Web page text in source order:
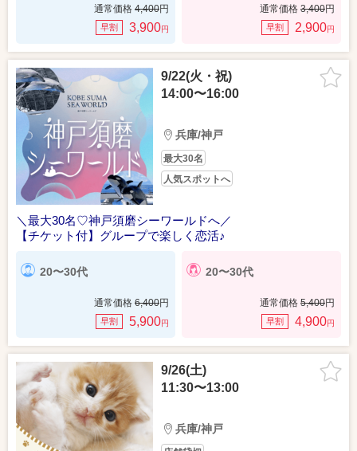
通常価格 4,400円
早割 3,900円
通常価格 3,400円
早割 2,900円
9/22(火・祝)
14:00〜16:00
兵庫/神戸
最大30名
人気スポットへ
＼最大30名♡神戸須磨シーワールドへ／
【チケット付】グループで楽しく恋活♪
20〜30代
通常価格 6,400円
早割 5,900円
20〜30代
通常価格 5,400円
早割 4,900円
9/26(土)
11:30〜13:00
兵庫/神戸